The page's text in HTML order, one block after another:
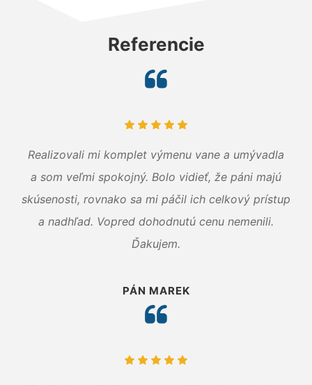
Referencie
Realizovali mi komplet výmenu vane a umývadla
a som veľmi spokojný. Bolo vidieť, že páni majú
skúsenosti, rovnako sa mi páčil ich celkový prístup
a nadhľad. Vopred dohodnutú cenu nemenili.
Ďakujem.
PÁN MAREK